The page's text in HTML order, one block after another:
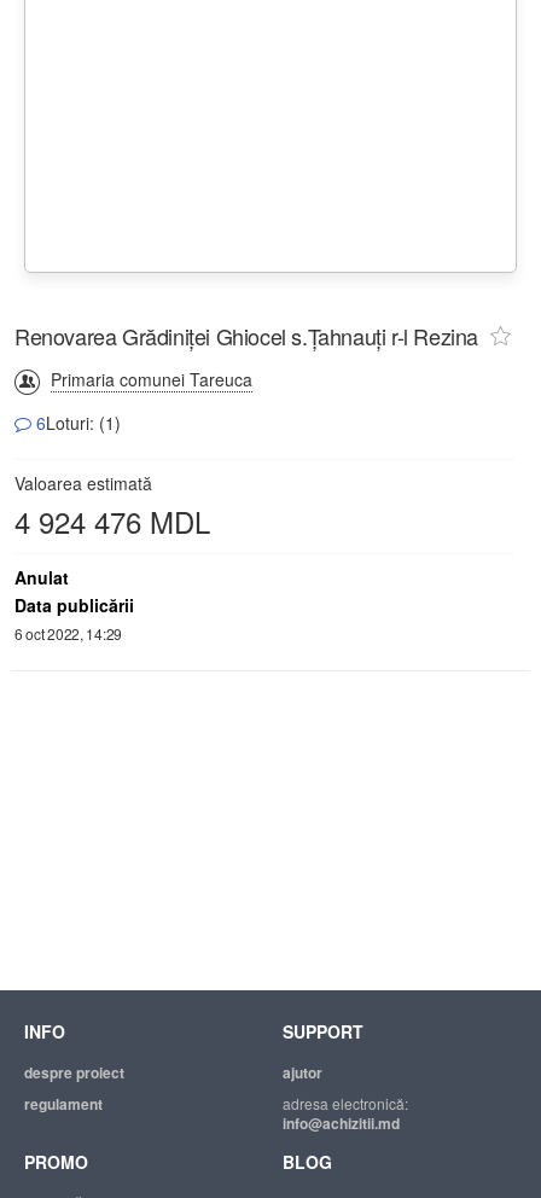
Renovarea Grădiniței Ghiocel s.Țahnauți r-l Rezina
Primaria comunei Tareuca
6Loturi: (1)
Valoarea estimată
4 924 476 MDL
Anulat
Data publicării
6 oct 2022, 14:29
INFO
despre proiect
regulament
SUPPORT
ajutor
adresa electronică:
info@achizitii.md
PROMO BLOG